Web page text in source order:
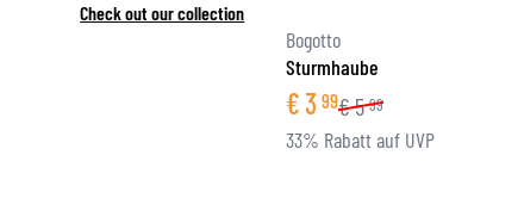
Check out our collection
Bogotto
Sturmhaube
€3 99€5 99
33% Rabatt auf UVP